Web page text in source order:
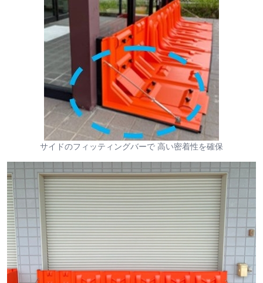
サイドのフィッティングバーで 高い密着性を確保